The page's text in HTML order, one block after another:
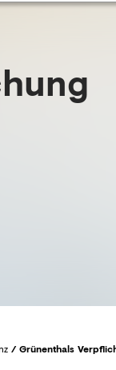
/ Grünenthals